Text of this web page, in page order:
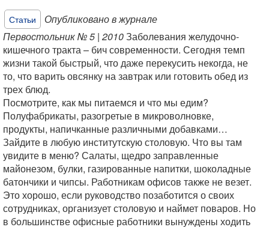
Статьи
Опубликовано в журнале
Первостольник № 5 | 2010Заболевания желудочно-
кишечного тракта – бич современности. Сегодня темп
жизни такой быстрый, что даже перекусить некогда, не
то, что варить овсянку на завтрак или готовить обед из
трех блюд.
Посмотрите, как мы питаемся и что мы едим?
Полуфабрикаты, разогретые в микроволновке,
продукты, напичканные различными добавками…
Зайдите в любую институтскую столовую. Что вы там
увидите в меню? Салаты, щедро заправленные
майонезом, булки, газированные напитки, шоколадные
батончики и чипсы. Работникам офисов также не везет.
Это хорошо, если руководство позаботится о своих
сотрудниках, организует столовую и наймет поваров. Но
в большинстве офисные работники вынуждены ходить